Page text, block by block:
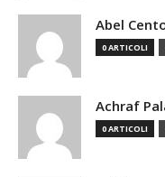
Abel
0 ARTICOLI
Achraf
0 ARTICOLI